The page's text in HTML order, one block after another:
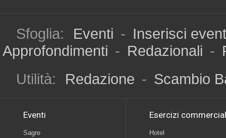
Sfoglia: Eventi - Inserisci
Approfondimenti - Redazionali -
Utilità:
Redazione - Scambio
Eventi
Sagre
Esercizi
Hotel